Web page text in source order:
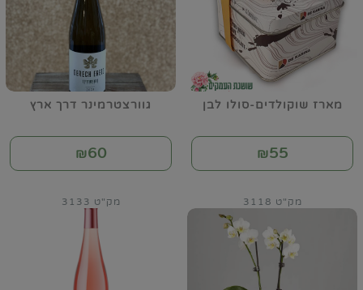
מארז שוקולדים-סולו לבן
₪55
גוורצטרמינר דרך ארץ
₪60
מק"ט 3118 מק"ט 3133